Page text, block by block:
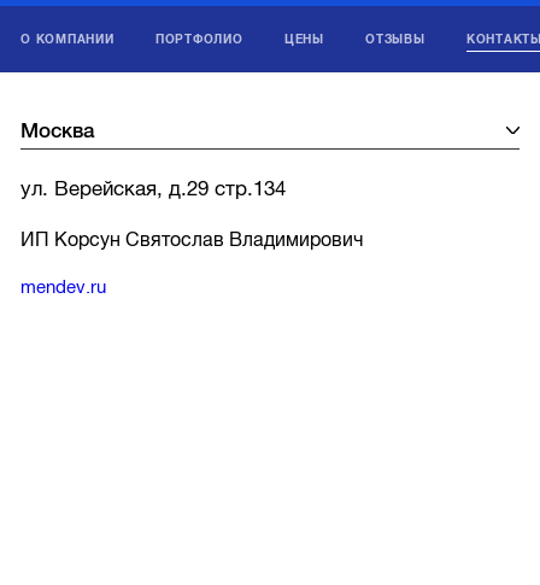
О КОМПАНИИ ПОРТФОЛИО ЦЕНЫ ОТЗЫВЫ
ул. Верейская, д.29 стр.134
ИП Корсун Святослав Владимирович
mendev.ru